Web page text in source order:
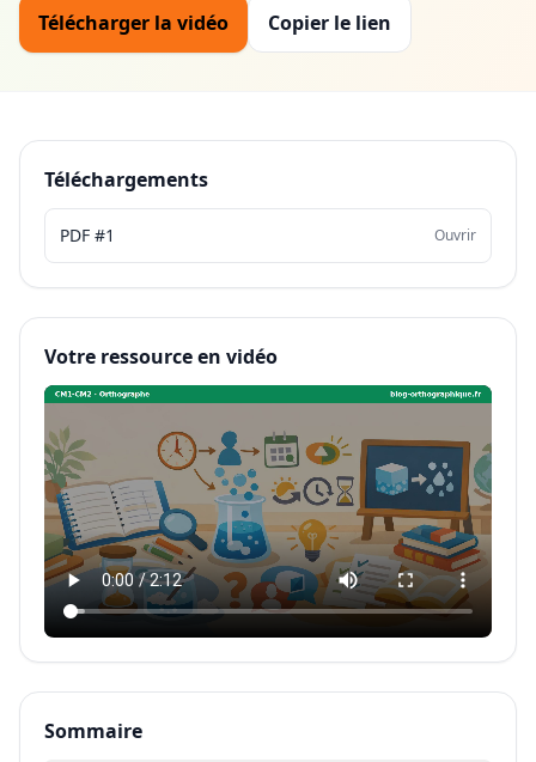
Télécharger la vidéo Copier le lien
Téléchargements
PDF #1 Ouvrir
Votre ressource en vidéo
Sommaire